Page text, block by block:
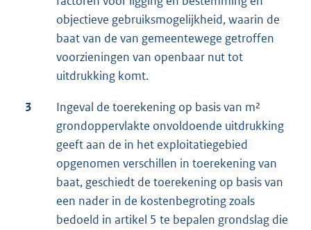
objectieve gebruiksmogelijkheid, waarin de
baat van de van gemeentewege getroffen
voorzieningen van openbaar nut tot
uitdrukking komt.
3
Ingeval de toerekening op basis van m²
grondoppervlakte onvoldoende uitdrukking
geeft aan de in het exploitatiegebied
opgenomen verschillen in toerekening van
baat, geschiedt de toerekening op basis van
een nader in de kostenbegroting zoals
bedoeld in artikel 5 te bepalen grondslag die